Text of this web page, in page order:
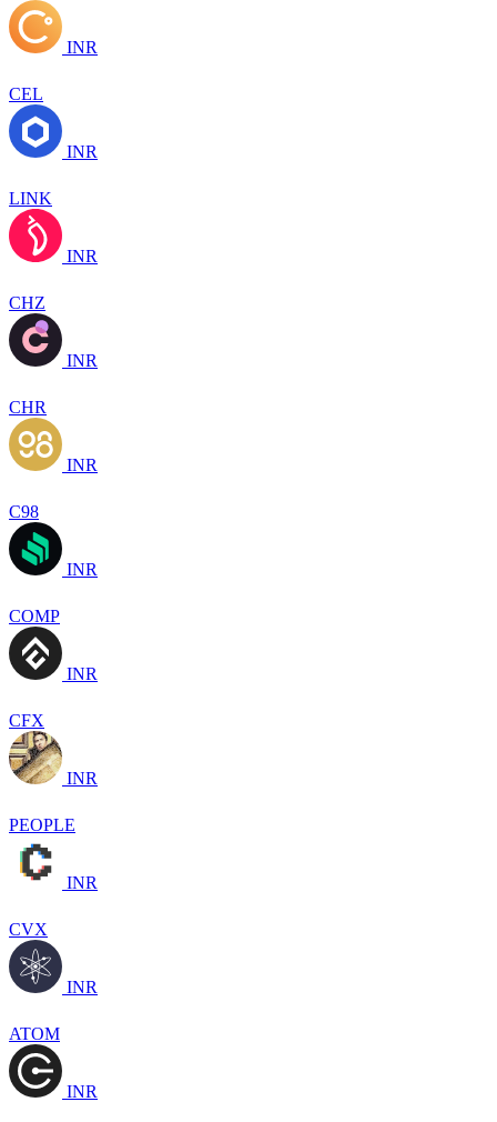
INR
CEL
INR
LINK
INR
CHZ
INR
CHR
INR
C98
INR
COMP
INR
CFX
INR
PEOPLE
INR
CVX
INR
ATOM
INR